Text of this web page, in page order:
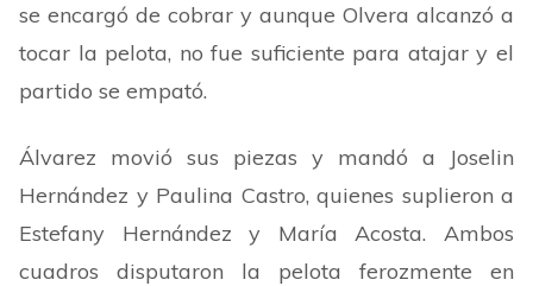
se encargó de cobrar y aunque Olvera alcanzó a
tocar la pelota, no fue suficiente para atajar y el
partido se empató.
Álvarez movió sus piezas y mandó a Joselin
Hernández y Paulina Castro, quienes suplieron a
Estefany Hernández y María Acosta. Ambos
cuadros disputaron la pelota ferozmente en